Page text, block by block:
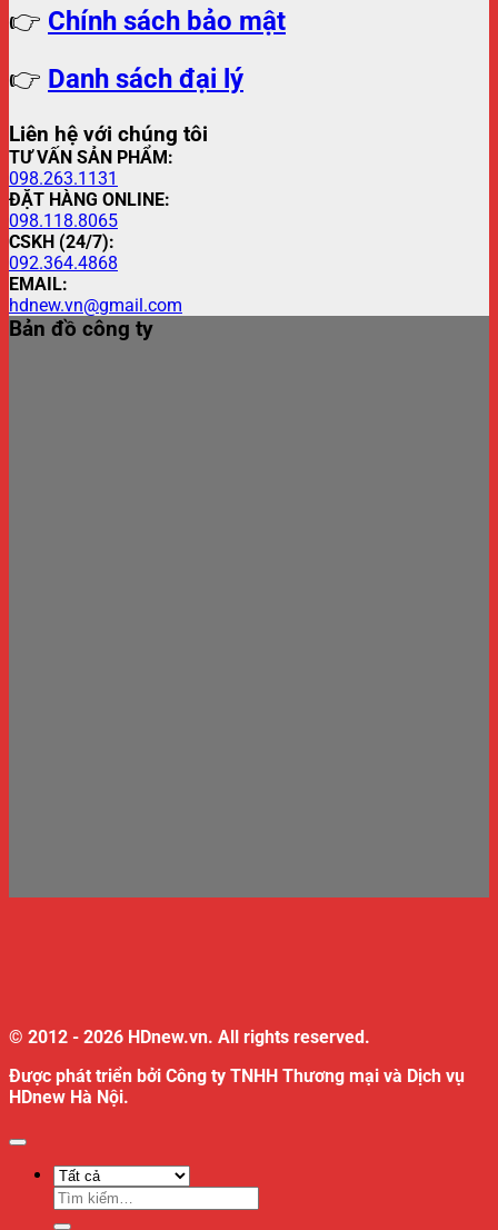
👉 Chính sách bảo mật
👉 Danh sách đại lý
Liên hệ với chúng tôi
TƯ VẤN SẢN PHẨM:
098.263.1131
ĐẶT HÀNG ONLINE:
098.118.8065
CSKH (24/7):
092.364.4868
EMAIL:
hdnew.vn@gmail.com
Bản đồ công ty
© 2012 - 2026 HDnew.vn. All rights reserved.
Được phát triển bởi Công ty TNHH Thương mại và Dịch vụ
HDnew Hà Nội.
Tìm